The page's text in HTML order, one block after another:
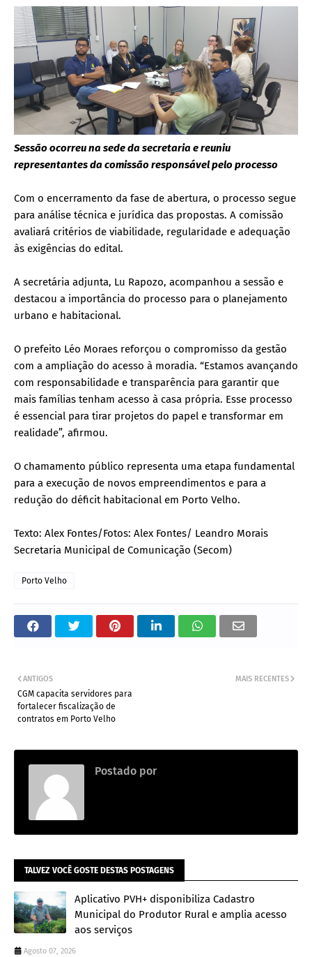
Sessão ocorreu na sede da secretaria e reuniu
representantes da comissão responsável pelo processo
Com o encerramento da fase de abertura, o processo segue
para análise técnica e jurídica das propostas. A comissão
avaliará critérios de viabilidade, regularidade e adequação
às exigências do edital.
A secretária adjunta, Lu Rapozo, acompanhou a sessão e
destacou a importância do processo para o planejamento
urbano e habitacional.
O prefeito Léo Moraes reforçou o compromisso da gestão
com a ampliação do acesso à moradia. “Estamos avançando
com responsabilidade e transparência para garantir que
mais famílias tenham acesso à casa própria. Esse processo
é essencial para tirar projetos do papel e transformar em
realidade”, afirmou.
O chamamento público representa uma etapa fundamental
para a execução de novos empreendimentos e para a
redução do déficit habitacional em Porto Velho.
Texto: Alex Fontes/Fotos: Alex Fontes/ Leandro Morais
Secretaria Municipal de Comunicação (Secom)
Porto Velho
MAIS RECENTES
ANTIGOS
CGM capacita servidores para
fortalecer fiscalização de
contratos em Porto Velho
Postado por
TALVEZ VOCÊ GOSTE DESTAS POSTAGENS
Aplicativo PVH+ disponibiliza Cadastro
Municipal do Produtor Rural e amplia acesso
aos serviços
Agosto 07, 2026